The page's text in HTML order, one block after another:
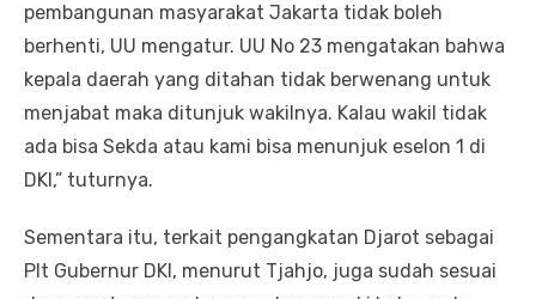
pembangunan masyarakat Jakarta tidak boleh
berhenti, UU mengatur. UU No 23 mengatakan bahwa
kepala daerah yang ditahan tidak berwenang untuk
menjabat maka ditunjuk wakilnya. Kalau wakil tidak
ada bisa Sekda atau kami bisa menunjuk eselon 1 di
DKI,” tuturnya.
Sementara itu, terkait pengangkatan Djarot sebagai
Plt Gubernur DKI, menurut Tjahjo, juga sudah sesuai